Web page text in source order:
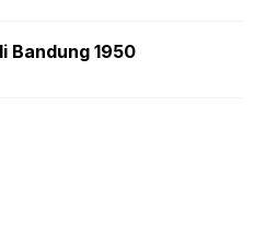
Bandung 1950